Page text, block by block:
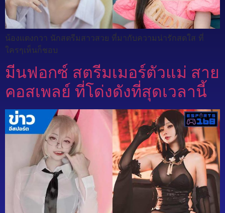
น้องแตงกวา นักสตรีมสาวสวย ที่มากับความน่ารักสดใส ที่
ใครๆเห็นก็ชอบ
มีนฟอกซ์ สตรีมเมอร์ตัวแม่ สาย
คอสเพลย์ ที่โด่งดังที่สุดเวลานี้